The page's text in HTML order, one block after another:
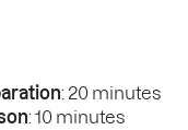
: 20 minutes
: 10 minutes